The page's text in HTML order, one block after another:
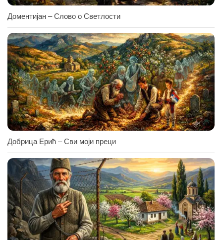
Доментијан – Слово о Светлости
Добрица Ерић – Сви моји преци